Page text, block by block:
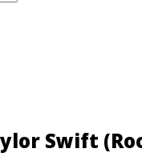
Swift